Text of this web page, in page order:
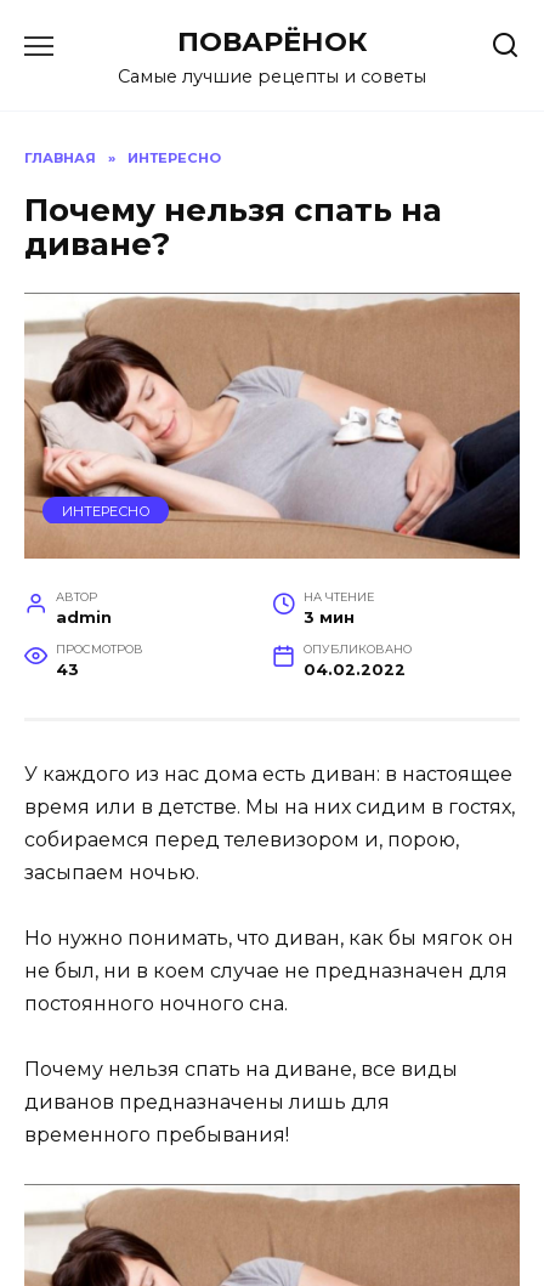
содержанию
ПОВАРЁНОК
Самые лучшие рецепты и советы
ГЛАВНАЯ » ИНТЕРЕСНО
Почему нельзя спать на
диване?
ИНТЕРЕСНО
АВТОР
admin
НА ЧТЕНИЕ
3 мин
ПРОСМОТРОВ
43
ОПУБЛИКОВАНО
04.02.2022
У каждого из нас дома есть диван: в настоящее
время или в детстве. Мы на них сидим в гостях,
собираемся перед телевизором и, порою,
засыпаем ночью.
Но нужно понимать, что диван, как бы мягок он
не был, ни в коем случае не предназначен для
постоянного ночного сна.
Почему нельзя спать на диване, все виды
диванов предназначены лишь для
временного пребывания!